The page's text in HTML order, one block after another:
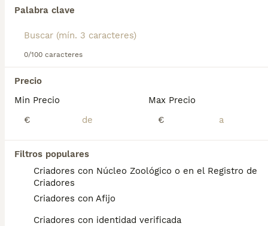
Palabra clave
0/100 caracteres
Precio
Min Precio
€
Max Precio
€
Filtros populares
Criadores con Núcleo Zoológico o en el Registro de
Criadores
Criadores con Afijo
Criadores con identidad verificada
amigable y una maravillosa mascota familiar. Lee nuestra
obtener información sobre esta raza de perro.
Encontramos 0 Vallhund Sueco Perros en
adopcion en Canarias.
Guardar búsqueda
Preguntas frecuentes
¿Cuánto cuesta un perro
Vallhund sueco?